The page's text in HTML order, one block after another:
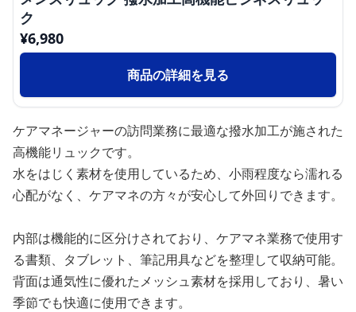
ク
¥6,980
商品の詳細を見る
ケアマネージャーの訪問業務に最適な撥水加工が施された
高機能リュックです。
水をはじく素材を使用しているため、小雨程度なら濡れる
心配がなく、ケアマネの方々が安心して外回りできます。
内部は機能的に区分けされており、ケアマネ業務で使用す
る書類、タブレット、筆記用具などを整理して収納可能。
背面は通気性に優れたメッシュ素材を採用しており、暑い
季節でも快適に使用できます。